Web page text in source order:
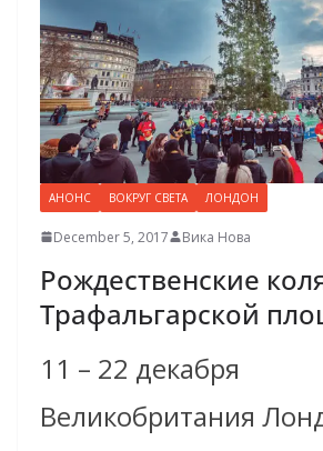
АНОНС ВОКРУГ СВЕТА ЛОНДОН
December 5, 2017 Вика Нова
Рождественские
Трафальгарской
11 – 22 декабря
Великобритания